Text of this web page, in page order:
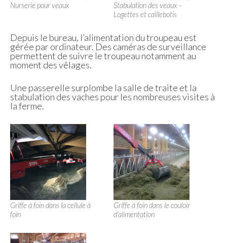
Nurserie pour veaux
Stabulation des veaux –
Logettes et caillebotis
Depuis le bureau, l’alimentation du troupeau est
gérée par ordinateur. Des caméras de surveillance
permettent de suivre le troupeau notamment au
moment des vêlages.
Une passerelle surplombe la salle de traite et la
stabulation des vaches pour les nombreuses visites à
la ferme.
Griffe à foin dans la cellule à
foin
Griffe à foin dans le couloir
d’alimentation